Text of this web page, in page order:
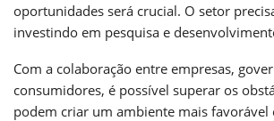
oportunidades será crucial. O setor
investindo em pesquisa e
Com a colaboração entre empresas,
consumidores, é possível superar os
podem criar um ambiente mais favorável